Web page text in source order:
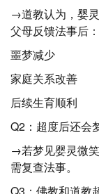
→道教认为，婴
父母反馈法事后：
噩梦减少
家庭关系改善
后续生育顺利
Q2：超度后还会
→若梦见婴灵微
需复查法事。